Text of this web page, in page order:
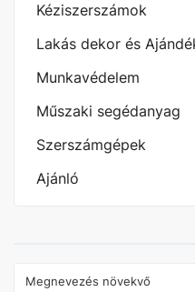
Kéziszerszámok
Lakás dekor és
Munkavédelem
Műszaki segédanyag
Szerszámgépek
Ajánló